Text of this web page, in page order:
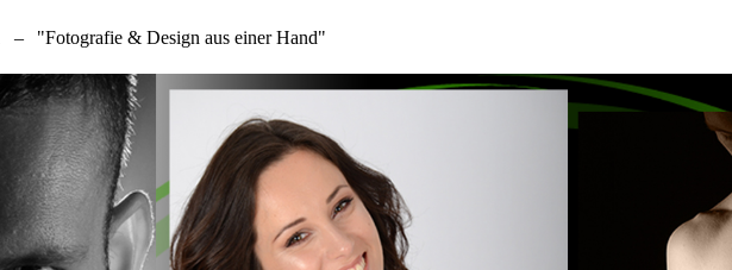
– "Fotografie & Design aus einer Hand"